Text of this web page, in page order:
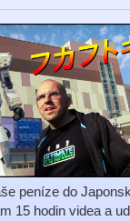
peníze do
15 hodin videa a